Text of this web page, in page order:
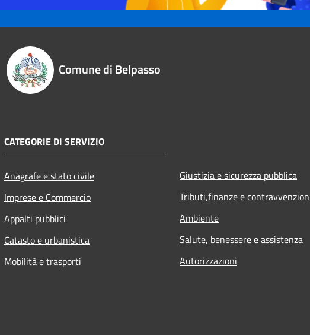
Comune di Belpasso
CATEGORIE DI SERVIZIO
Anagrafe e stato civile
Imprese e Commercio
Appalti pubblici
Catasto e urbanistica
Mobilità e trasporti
Giustizia e sicurezza pubblica
Tributi,finanze e
Ambiente
Salute, benessere e assistenza
Autorizzazioni